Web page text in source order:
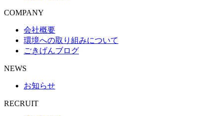
COMPANY
会社概要
環境への取り組みについて
ごきげんブログ
NEWS
お知らせ
RECRUIT